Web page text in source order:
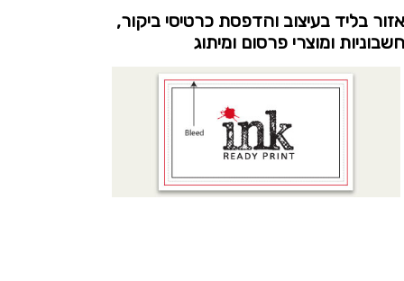
אזור בליד בעיצוב והדפסת כרטיסי ביקור,
חשבוניות ומוצרי פרסום ומיתוג